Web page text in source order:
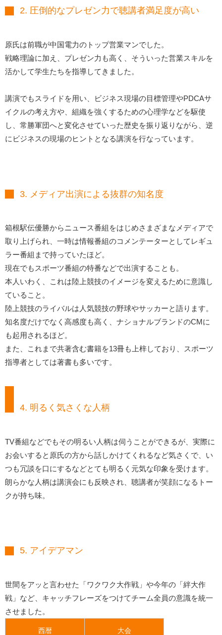
2. 圧倒的なプレゼン力で聴講者満足度が高い
原氏は前職が中国電力のトップ営業マンでした。
戦略理論に加え、プレゼン力も高く、そういった営業スキルを
活かして学生たちを指導してきました。
講演でもスライドを用い、ビジネス現場の目標管理やPDCAサ
イクルの考え方や、組織を強くするための心理学などを駆使
し、常勝軍団へと変化させていった歴史を振り返りながら、逆
にビジネスの現場のヒントとなる講演を行なっています。
3. メディア出演による抜群の知名度
箱根駅伝優勝からニュース番組をはじめさまざまなメディアで
取り上げられ、一時は情報番組のコメンテーターとしてレギュ
ラー番組まで持っていたほど。
現在でもスポーツ番組の特番などで出演することも。
本人いわく、これは陸上競技のイメージを変えるために意識し
ていること。
陸上競技のライバルは人気競技の野球やサッカーと語ります。
知名度だけでなく高感度も高く、ナショナルブランドのCMに
も起用されるほど。
また、これまで共著含む書籍を13冊も上梓しており、スポーツ
指導者としては著書も多いです。
4. 明るく気さくな人柄
TV番組などでもその明るい人柄は伺うことができるが、実際に
お会いすると原氏の方から話しかけてくれるなど気さくで、い
つも冗談を口にするなどとても明るく元気な印象を受けます。
朗らかな人柄は講演会にも反映され、聴講者が笑顔になるトー
クが持ち味。
5. アイデアマン
世間をアッと言わせた「ワクワク大作戦」や今年の「絆大作
戦」など、キャッチフレーズをつけてチーム全員の意識を統一
させました。
西暦 大会